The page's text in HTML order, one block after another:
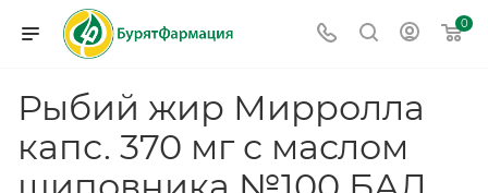
0
Рыбий жир Мирролла
капс. 370 мг с маслом